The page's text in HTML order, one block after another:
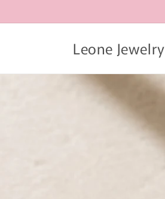
al contenido
Leone Jewelry